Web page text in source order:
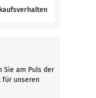
Sie am Puls der
für unseren